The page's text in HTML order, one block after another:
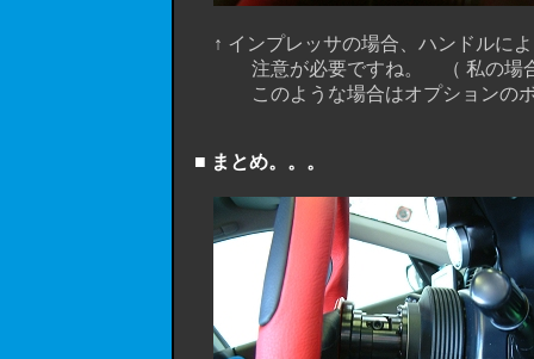
↑ インプレッサの場合、ハンドルによ
注意が必要ですね。 （ 私の場合、
このような場合はオプションのボス
■ まとめ。。。